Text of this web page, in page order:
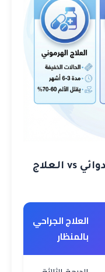
مقارنة شاملة: العلاج الدوائي vs العلاج
العلاج الجراحي
بالمنظار